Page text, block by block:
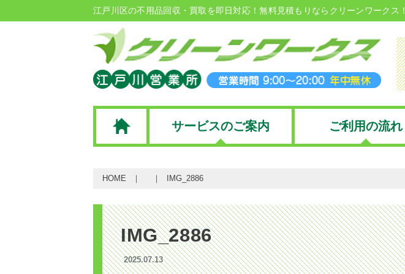
江戸川区の不用品回収・買取を即日対応！無料見積もりならクリーンワークス！
サービスのご案内 ご利用の流れ
HOME IMG_2886
IMG_2886
2025.07.13